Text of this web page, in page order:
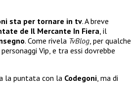
sta per tornare in tv. A breve
de Il Mercante In Fiera, il
. Come rivela TvBlog, per qualche
Vip, e tra essi dovrebbe
la puntata con la Codegoni, ma di